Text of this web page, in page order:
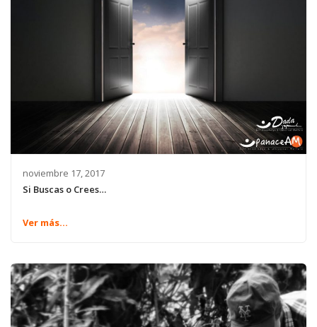
noviembre 17, 2017
Si Buscas o Crees…
Ver más...